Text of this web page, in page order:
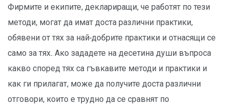
Фирмите и екипите, деклариращи, че работят по тези
методи, могат да имат доста различни практики,
обявени от тях за най-добрите практики и отнасящи се
само за тях. Ако зададете на десетина души въпроса
какво според тях са гъвкавите методи и практики и
как ги прилагат, може да получите доста различни
отговори, които е трудно да се сравнят по